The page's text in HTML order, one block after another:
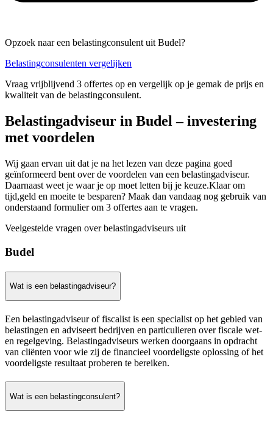
Opzoek naar een belastingconsulent uit Budel?
Belastingconsulenten vergelijken
Vraag vrijblijvend 3 offertes op en vergelijk op je gemak de prijs en
kwaliteit van de belastingconsulent.
Belastingadviseur in Budel – investering
met voordelen
Wij gaan ervan uit dat je na het lezen van deze pagina goed
geïnformeerd bent over de voordelen van een belastingadviseur.
Daarnaast weet je waar je op moet letten bij je keuze.Klaar om
tijd,geld en moeite te besparen? Maak dan vandaag nog gebruik van
onderstaand formulier om 3 offertes aan te vragen.
Veelgestelde vragen over belastingadviseurs uit
Budel
Wat is een belastingadviseur?
Een belastingadviseur of fiscalist is een specialist op het gebied van
belastingen en adviseert bedrijven en particulieren over fiscale wet-
en regelgeving. Belastingadviseurs werken doorgaans in opdracht
van cliënten voor wie zij de financieel voordeligste oplossing of het
voordeligste resultaat proberen te bereiken.
Wat is een belastingconsulent?